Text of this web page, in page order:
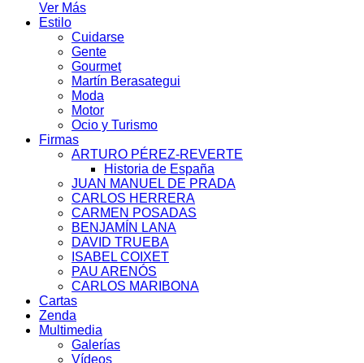
Ver Más
Estilo
Cuidarse
Gente
Gourmet
Martín Berasategui
Moda
Motor
Ocio y Turismo
Firmas
ARTURO PÉREZ-REVERTE
Historia de España
JUAN MANUEL DE PRADA
CARLOS HERRERA
CARMEN POSADAS
BENJAMÍN LANA
DAVID TRUEBA
ISABEL COIXET
PAU ARENÓS
CARLOS MARIBONA
Cartas
Zenda
Multimedia
Galerías
Vídeos